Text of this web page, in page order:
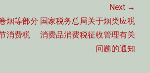
烟等部分
消费税
Next →
Next
post:
国家税务总局关于烟类应税
消费品消费税征收管理有关
问题的通知